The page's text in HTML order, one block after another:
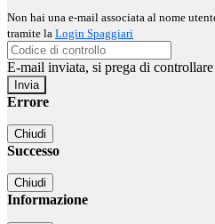
Non hai una e-mail associata al nome
tramite la Login Spaggiari
E-mail inviata, si prega di
Errore
Chiudi
Successo
Chiudi
Informazione